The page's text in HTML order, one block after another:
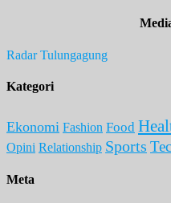
Radar Tulungagung
Kategori
Ekonomi Fashion Food
Opini Relationship Sports
Meta